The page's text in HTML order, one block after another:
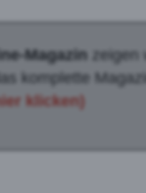
Magazinzeigen
komplette
klicken)